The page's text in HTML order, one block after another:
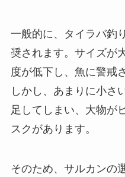
一般的に、タイラバ釣
奨されます。サイズが
度が低下し、魚に警戒
しかし、あまりに小さ
足してしまい、大物が
スクがあります。
そのため、サルカンの